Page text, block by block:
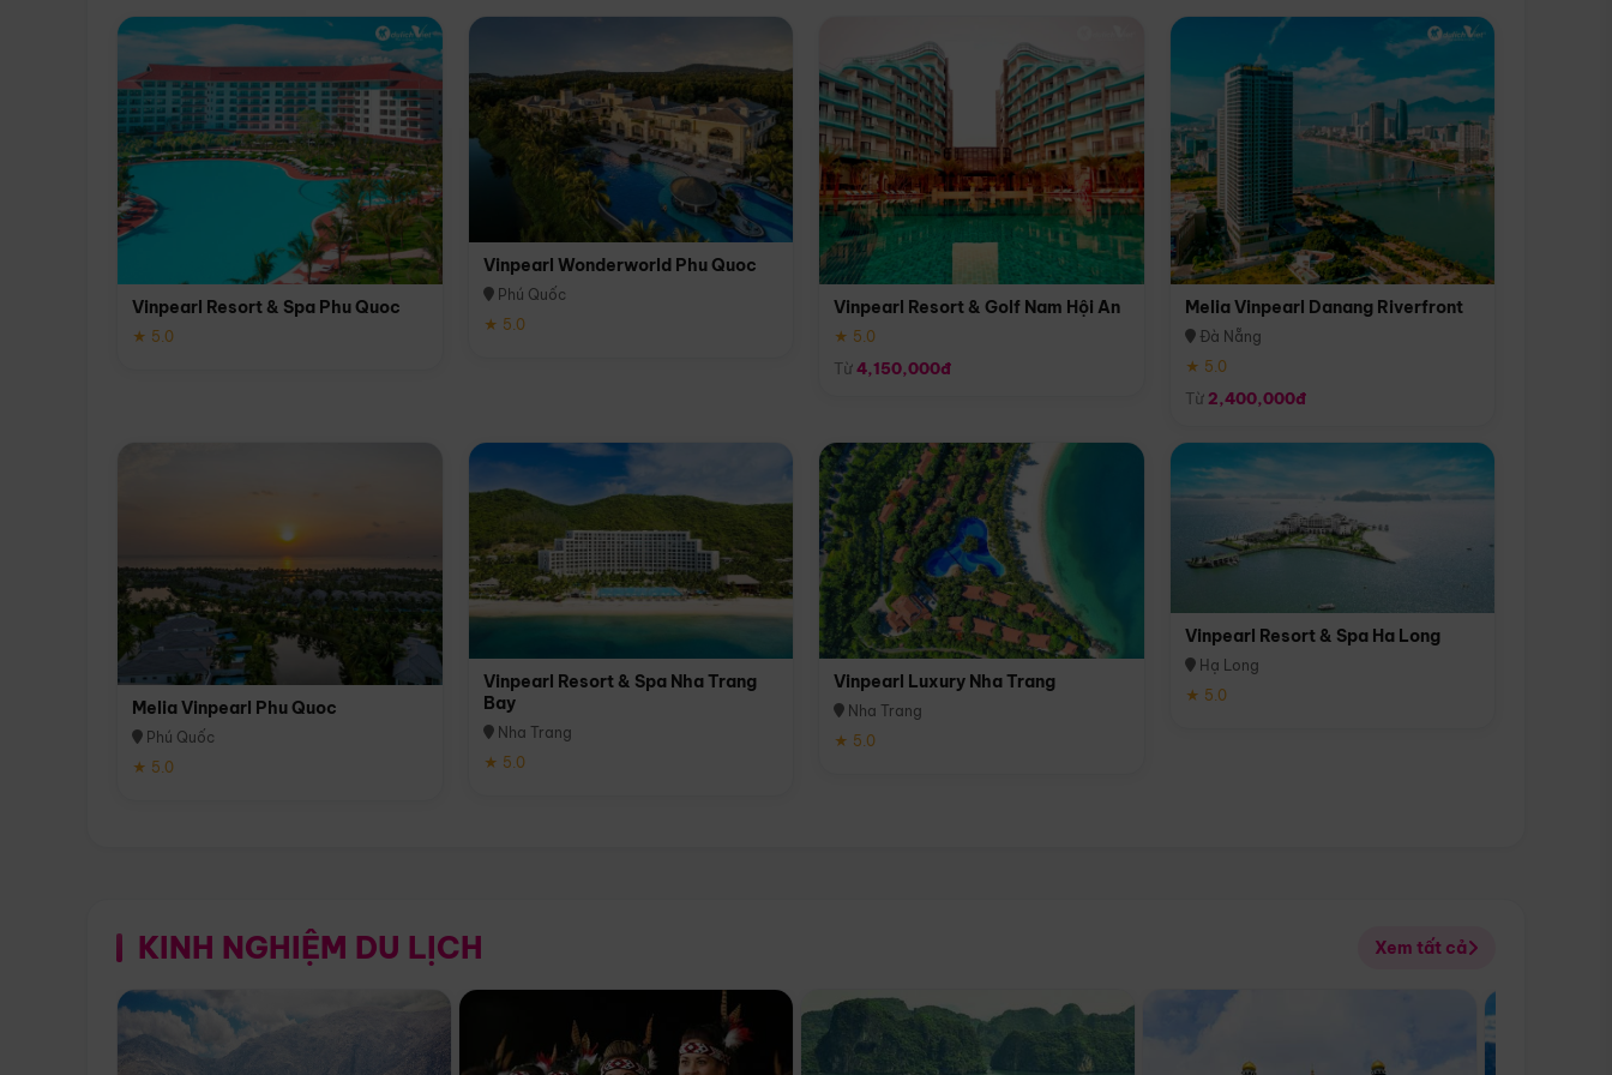
Vinpearl Resort & Spa Phu Quoc
★ 5.0
Vinpearl Wonderworld Phu Quoc
Phú Quốc
★ 5.0
Vinpearl Resort & Golf Nam Hội An
★ 5.0
Từ4,150,000đ
Melia Vinpearl Danang Riverfront
Đà Nẵng
★ 5.0
Từ 2,400,000đ
Melia Vinpearl Phu Quoc
Phú Quốc
★ 5.0
Vinpearl Resort & Spa Nha Trang
Bay
Nha Trang
★ 5.0
Vinpearl Luxury Nha Trang
Nha Trang
★ 5.0
Vinpearl Resort & Spa Ha Long
Hạ Long
★ 5.0
KINH NGHIỆM DU LỊCH Xem tất cả